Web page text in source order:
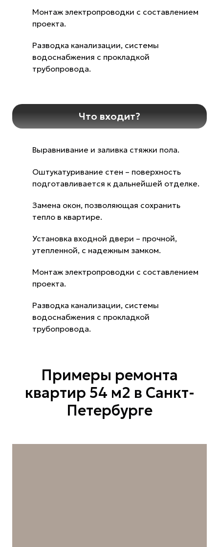
Монтаж электропроводки с составлением
проекта.
Разводка канализации, системы
водоснабжения с прокладкой
трубопровода.
Что входит?
Выравнивание и заливка стяжки пола.
Оштукатуривание стен – поверхность
подготавливается к дальнейшей отделке.
Замена окон, позволяющая сохранить
тепло в квартире.
Установка входной двери – прочной,
утепленной, с надежным замком.
Монтаж электропроводки с составлением
проекта.
Разводка канализации, системы
водоснабжения с прокладкой
трубопровода.
Примеры ремонта
квартир 54 м2 в Санкт-
Петербурге